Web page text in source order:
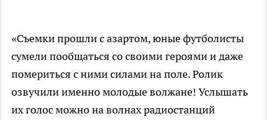
«Съемки прошли с азартом, юные футболисты
сумели пообщаться со своими героями и даже
помериться с ними силами на поле. Ролик
озвучили именно молодые волжане! Услышать
их голос можно на волнах радиостанций